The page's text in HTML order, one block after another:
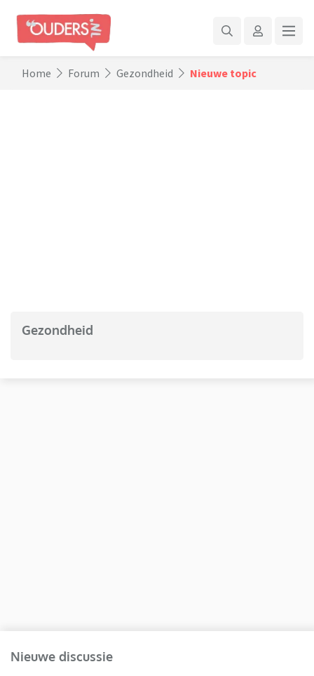
Home Forum Gezondheid Nieuwe topic
Gezondheid
Nieuwe discussie